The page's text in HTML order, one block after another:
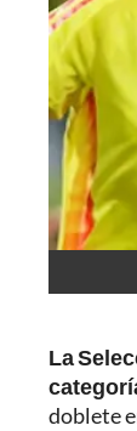
La
doblete